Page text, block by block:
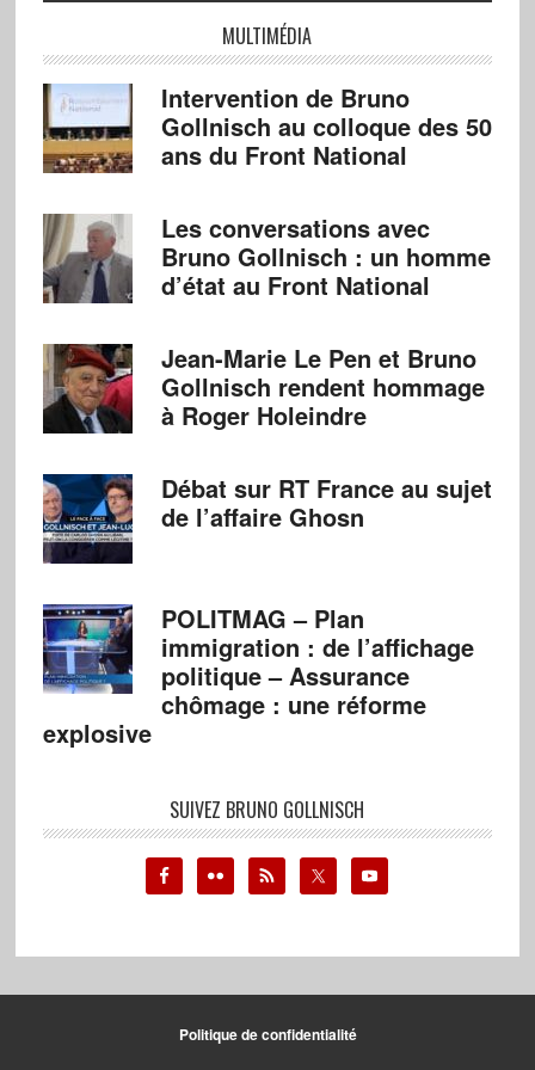
MULTIMÉDIA
Intervention de Bruno
Gollnisch au colloque des 50
ans du Front National
Les conversations avec
Bruno Gollnisch : un homme
d’état au Front National
Jean-Marie Le Pen et Bruno
Gollnisch rendent hommage
à Roger Holeindre
Débat sur RT France au sujet
de l’affaire Ghosn
POLITMAG – Plan
immigration : de l’affichage
politique – Assurance
chômage : une réforme
explosive
SUIVEZ BRUNO GOLLNISCH
Politique de confidentialité